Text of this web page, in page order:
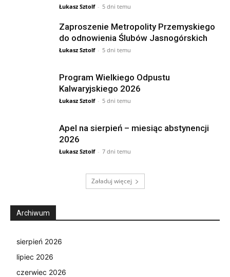
Łukasz Sztolf - 5 dni temu
Zaproszenie Metropolity Przemyskiego
do odnowienia Ślubów Jasnogórskich
Łukasz Sztolf - 5 dni temu
Program Wielkiego Odpustu
Kalwaryjskiego 2026
Łukasz Sztolf - 5 dni temu
Apel na sierpień – miesiąc abstynencji
2026
Łukasz Sztolf - 7 dni temu
Załaduj więcej
Archiwum
sierpień 2026
lipiec 2026
czerwiec 2026